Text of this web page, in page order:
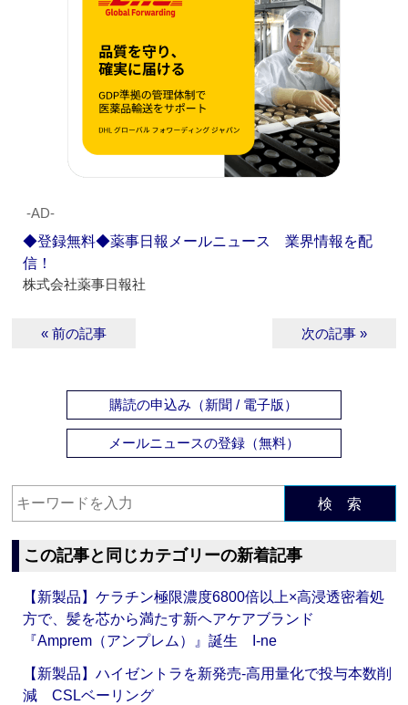
‐AD‐
◆登録無料◆薬事日報メールニュース 業界情報を配
信！
株式会社薬事日報社
« 前の記事 次の記事 »
購読の申込み（新聞 / 電子版）
メールニュースの登録（無料）
検 索
この記事と同じカテゴリーの新着記事
【新製品】ケラチン極限濃度6800倍以上×高浸透密着処
方で、髪を芯から満たす新ヘアケアブランド
『Amprem（アンプレム）』誕生 I-ne
【新製品】ハイゼントラを新発売‐高用量化で投与本数削
減 CSLベーリング